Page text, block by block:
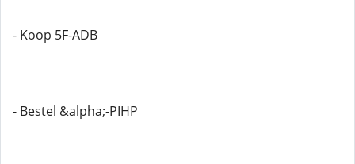
- Koop 5F-ADB
- Bestel &alpha;-PIHP